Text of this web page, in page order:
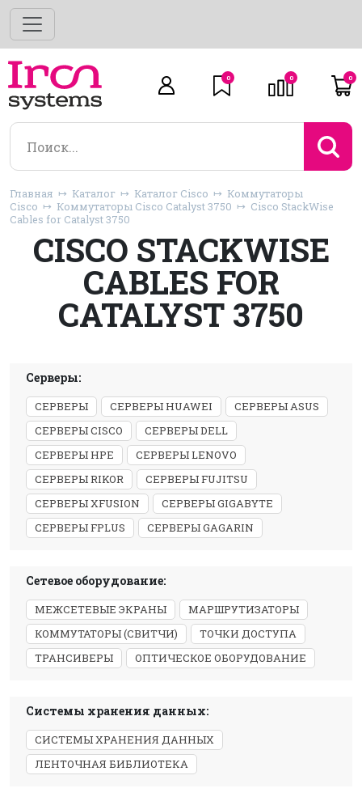
0 0 0
Главная Каталог Каталог Cisco
Коммутаторы
Cisco
Коммутаторы Cisco Catalyst 3750
Cisco StackWise
Cables for Catalyst 3750
CISCO STACKWISE
CABLES FOR
CATALYST 3750
Серверы:
СЕРВЕРЫ СЕРВЕРЫ HUAWEI
СЕРВЕРЫ ASUS
СЕРВЕРЫ CISCO
СЕРВЕРЫ DELL
СЕРВЕРЫ HPE
СЕРВЕРЫ LENOVO
СЕРВЕРЫ RIKOR
СЕРВЕРЫ FUJITSU
СЕРВЕРЫ XFUSION
СЕРВЕРЫ GIGABYTE
СЕРВЕРЫ FPLUS
СЕРВЕРЫ GAGARIN
Сетевое оборудование:
МЕЖСЕТЕВЫЕ ЭКРАНЫ
МАРШРУТИЗАТОРЫ
КОММУТАТОРЫ (СВИТЧИ)
ТОЧКИ ДОСТУПА
ТРАНСИВЕРЫ
ОПТИЧЕСКОЕ ОБОРУДОВАНИЕ
Системы хранения данных:
СИСТЕМЫ ХРАНЕНИЯ ДАННЫХ
ЛЕНТОЧНАЯ БИБЛИОТЕКА